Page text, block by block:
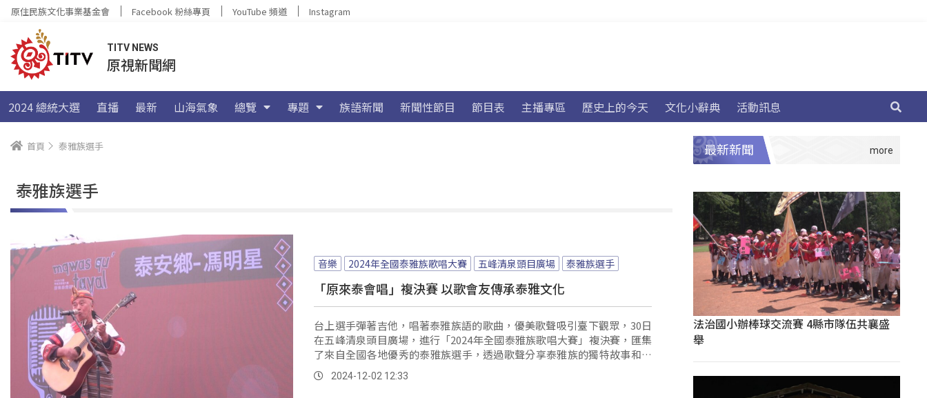
原住民族文化事業基金會 Facebook 粉絲專頁 YouTube 頻道 Instagram
TITV NEWS
原視新聞網
2024 總統大選 直播 最新 山海氣象 總覽 專題 族語新聞 新聞性節目 節目表 主播專區 歷史上的今天 文化小辭典 活動訊息
首頁 泰雅族選手
泰雅族選手
音樂 2024年全國泰雅族歌唱大賽 五峰清泉頭目廣場 泰雅族選手
「原來泰會唱」複決賽 以歌會友傳承泰雅文化
台上選手彈著吉他，唱著泰雅族語的歌曲，優美歌聲吸引臺下觀眾，30日
在五峰清泉頭目廣場，進行「2024年全國泰雅族歌唱大賽」複決賽，匯集
了來自全國各地優秀的泰雅族選手，透過歌聲分享泰雅族的獨特故事和傳
統文化。
2024-12-02 12:33
最新新聞
法治國小辦棒球交流賽 4縣市隊伍共襄盛
舉